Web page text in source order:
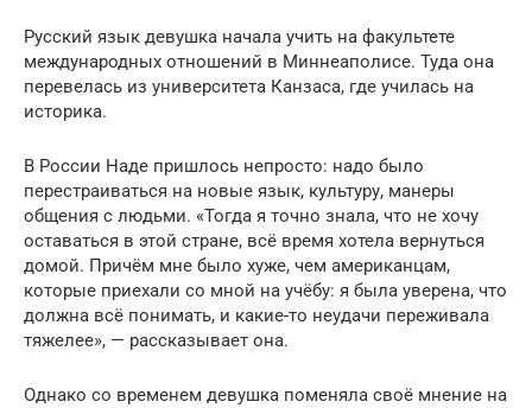
Русский язык девушка начала учить на факультете
международных отношений в Миннеаполисе. Туда она
перевелась из университета Канзаса, где училась на
историка.
В России Наде пришлось непросто: надо было
перестраиваться на новые язык, культуру, манеры
общения с людьми. «Тогда я точно знала, что не хочу
оставаться в этой стране, всё время хотела вернуться
домой. Причём мне было хуже, чем американцам,
которые приехали со мной на учёбу: я была уверена, что
должна всё понимать, и какие-то неудачи переживала
тяжелее», — рассказывает она.
Однако со временем девушка поменяла своё мнение на